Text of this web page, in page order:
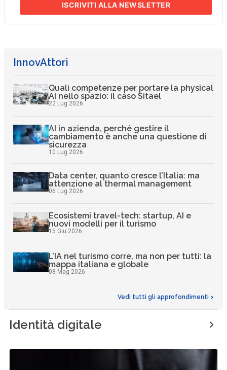
ISCRIVITI ALLA NEWSLETTER
InnovAttori
Quali competenze per portare la physical
AI nello spazio: il caso Sitael
22 Lug 2026
AI in azienda, perché gestire il
cambiamento è anche una questione di
sicurezza
10 Lug 2026
Data center, quanto cresce l’Italia: ma
attenzione al thermal management
06 Lug 2026
Ecosistemi travel-tech: startup, AI e
nuovi modelli per il turismo
15 Giu 2026
L’IA nel turismo corre, ma non per tutti: la
mappa italiana e globale
08 Mag 2026
Vedi tutti gli approfondimenti >
Identità digitale